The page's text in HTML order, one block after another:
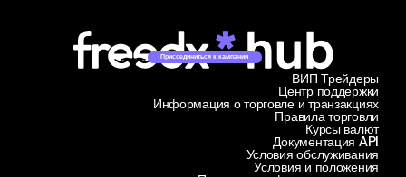
Присоединиться к кампании
Центр поддержки
Информация о торговле и транзакциях
ВИП Трейдеры
Правила торговли
Курсы валют
Документация API
Условия обслуживания
Условия и положения